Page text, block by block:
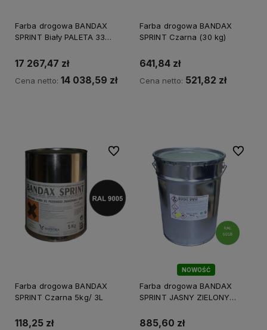
Farba drogowa BANDAX
SPRINT Biały PALETA 33
17 267,47 zł
Cena netto: 14 038,59 zł
Farba drogowa BANDAX
SPRINT Czarna (30 kg)
641,84 zł
Cena netto: 521,82 zł
Farba drogowa BANDAX
SPRINT Czarna 5kg/ 3L
118,25 zł
Do ulubionych
NOWOŚĆ
Farba drogowa BANDAX
SPRINT JASNY ZIELONY
885,60 zł
Do